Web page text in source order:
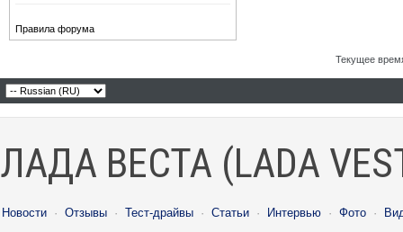
Правила форума
Текущее
ЛАДА ВЕСТА (LADA
Новости · Отзывы · Тест-драйвы · Статьи · Интервью · Фото ·